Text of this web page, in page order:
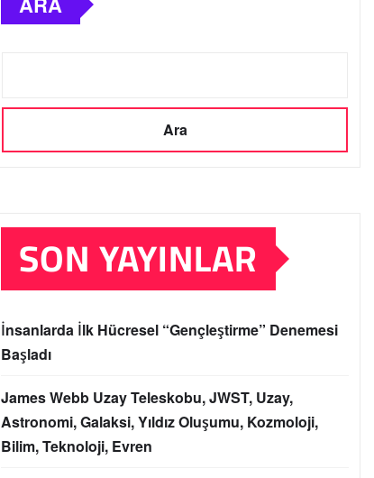
Ara
SON YAYINLAR
İnsanlarda İlk Hücresel “Gençleştirme” Denemesi
Başladı
James Webb Uzay Teleskobu, JWST, Uzay,
Astronomi, Galaksi, Yıldız Oluşumu, Kozmoloji,
Bilim, Teknoloji, Evren